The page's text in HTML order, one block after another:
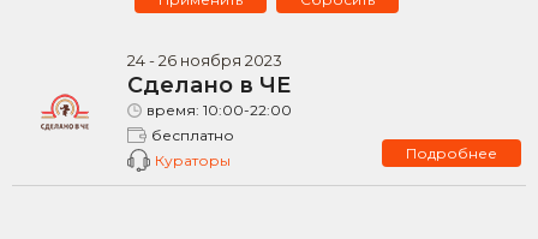
24-26ноября 2023
Сделано в ЧЕ
время: 10:00-22:00
бесплатно
Кураторы
Подробнее